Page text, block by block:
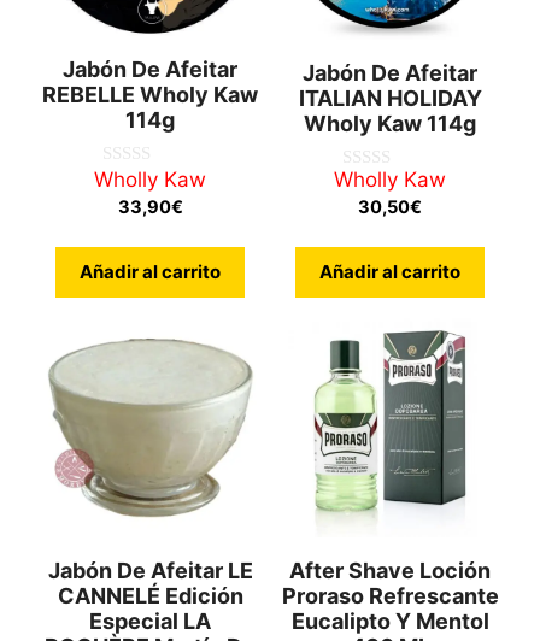
Jabón De Afeitar
REBELLE Wholy Kaw
114g
0
Wholly Kaw
33,90€
Añadir al carrito
Jabón De Afeitar
ITALIAN HOLIDAY
Wholy Kaw 114g
0
Wholly Kaw
30,50€
Añadir al carrito
Jabón De Afeitar LE
CANNELÉ Edición
Especial LA
After Shave Loción
Proraso Refrescante
Eucalipto Y Mentol